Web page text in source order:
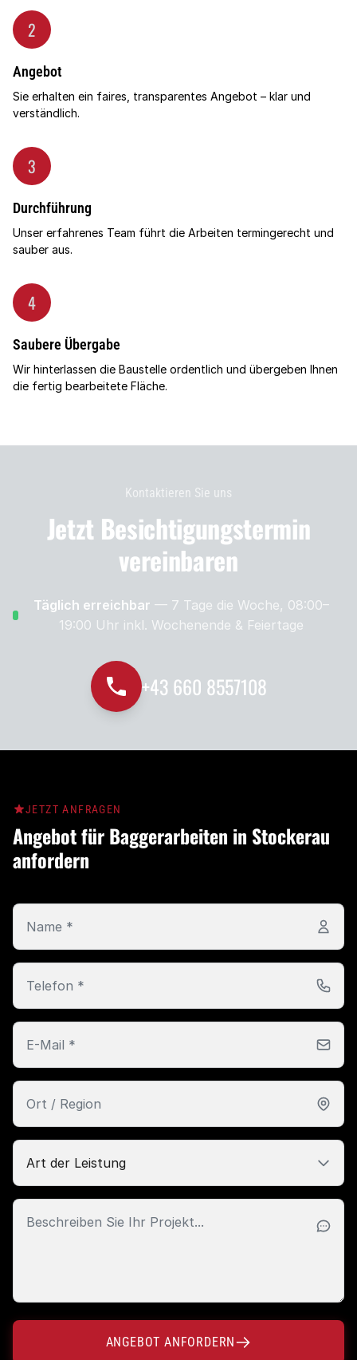
2
Angebot
Sie erhalten ein faires, transparentes Angebot – klar und
verständlich.
3
Durchführung
Unser erfahrenes Team führt die Arbeiten termingerecht und
sauber aus.
4
Saubere Übergabe
Wir hinterlassen die Baustelle ordentlich und übergeben Ihnen
die fertig bearbeitete Fläche.
Kontaktieren Sie uns
Jetzt Besichtigungs­termin
vereinbaren
Täglich erreichbar — 7 Tage die Woche, 08:00–
19:00 Uhr inkl. Wochenende & Feiertage
+43 660 8557108
JETZT ANFRAGEN
Angebot für Baggerarbeiten in Stockerau
anfordern
ANGEBOT ANFORDERN